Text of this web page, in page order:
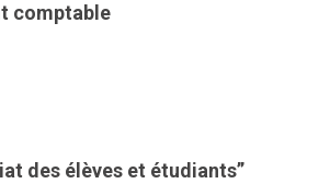
comptable
des élèves et étudiants”